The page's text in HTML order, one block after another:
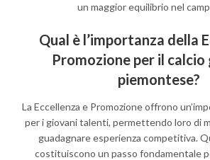
un maggior equilibrio nel
Qual è l’importanza della
Promozione per il calcio
piemontese?
La Eccellenza e Promozione offrono
per i giovani talenti, permettendo loro di
guadagnare esperienza competitiva.
costituiscono un passo fondamentale